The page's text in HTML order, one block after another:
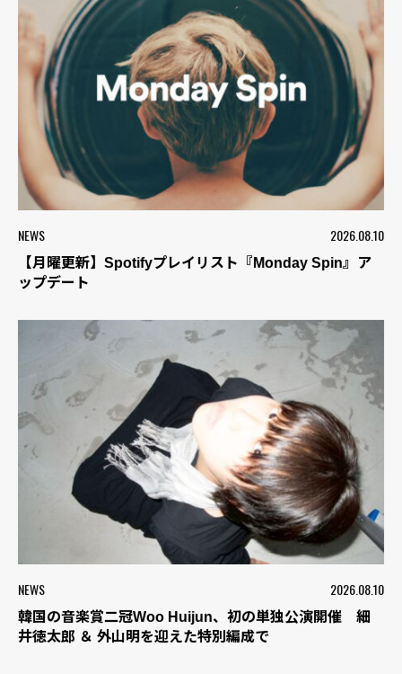
NEWS 2026.08.10
【月曜更新】Spotifyプレイリスト『Monday Spin』ア
ップデート
NEWS 2026.08.10
韓国の音楽賞二冠Woo Huijun、初の単独公演開催 細
井徳太郎 ＆ 外山明を迎えた特別編成で